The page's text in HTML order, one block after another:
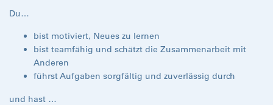
Du…
bist motiviert, Neues zu lernen
bist teamfähig und schätzt die Zusammenarbeit mit
Anderen
führst Aufgaben sorgfältig und zuverlässig durch
und hast …